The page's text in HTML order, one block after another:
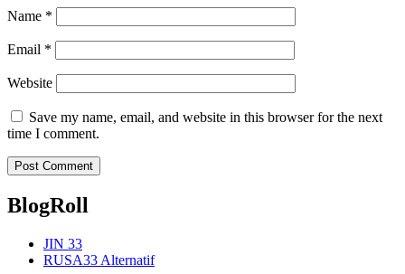
Name *
Email *
Website
Save my name, email, and website in this browser for the next
time I comment.
BlogRoll
JIN 33
RUSA33 Alternatif